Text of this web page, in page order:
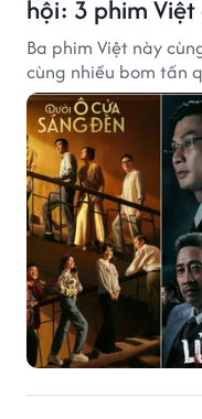
hội: 3 phim
Ba phim Việt này
cùng nhiều bom tấn